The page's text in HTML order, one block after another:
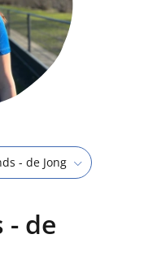
- de Jong
- de